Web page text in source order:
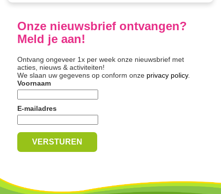
Onze nieuwsbrief ontvangen?
Meld je aan!
Ontvang ongeveer 1x per week onze nieuwsbrief met
acties, nieuws & activiteiten!
We slaan uw gegevens op conform onze privacy policy.
Voornaam
E-mailadres